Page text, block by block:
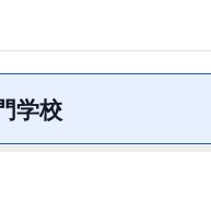
学校